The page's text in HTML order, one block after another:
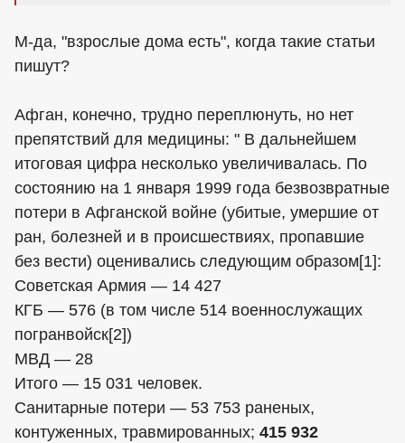
М-да, "взрослые дома есть", когда такие статьи
пишут?
Афган, конечно, трудно переплюнуть, но нет
препятствий для медицины: " В дальнейшем
итоговая цифра несколько увеличивалась. По
состоянию на 1 января 1999 года безвозвратные
потери в Афганской войне (убитые, умершие от
ран, болезней и в происшествиях, пропавшие
без вести) оценивались следующим образом[1]:
Советская Армия — 14 427
КГБ — 576 (в том числе 514 военнослужащих
погранвойск[2])
МВД — 28
Итого — 15 031 человек.
Санитарные потери — 53 753 раненых,
контуженных, травмированных; 415 932